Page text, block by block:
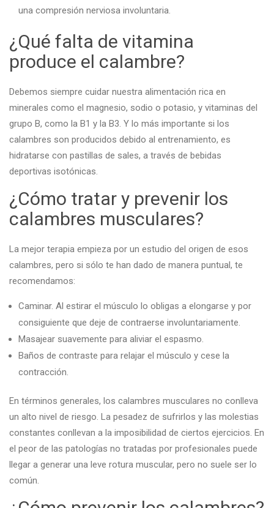
una compresión nerviosa involuntaria.
¿Qué falta de vitamina
produce el calambre?
Debemos siempre cuidar nuestra alimentación rica en
minerales como el magnesio, sodio o potasio, y vitaminas del
grupo B, como la B1 y la B3. Y lo más importante si los
calambres son producidos debido al entrenamiento, es
hidratarse con pastillas de sales, a través de bebidas
deportivas isotónicas.
¿Cómo tratar y prevenir los
calambres musculares?
La mejor terapia empieza por un estudio del origen de esos
calambres, pero si sólo te han dado de manera puntual, te
recomendamos:
Caminar. Al estirar el músculo lo obligas a elongarse y por
consiguiente que deje de contraerse involuntariamente.
Masajear suavemente para aliviar el espasmo.
Baños de contraste para relajar el músculo y cese la
contracción.
En términos generales, los calambres musculares no conlleva
un alto nivel de riesgo. La pesadez de sufrirlos y las molestias
constantes conllevan a la imposibilidad de ciertos ejercicios. En
el peor de las patologías no tratadas por profesionales puede
llegar a generar una leve rotura muscular, pero no suele ser lo
común.